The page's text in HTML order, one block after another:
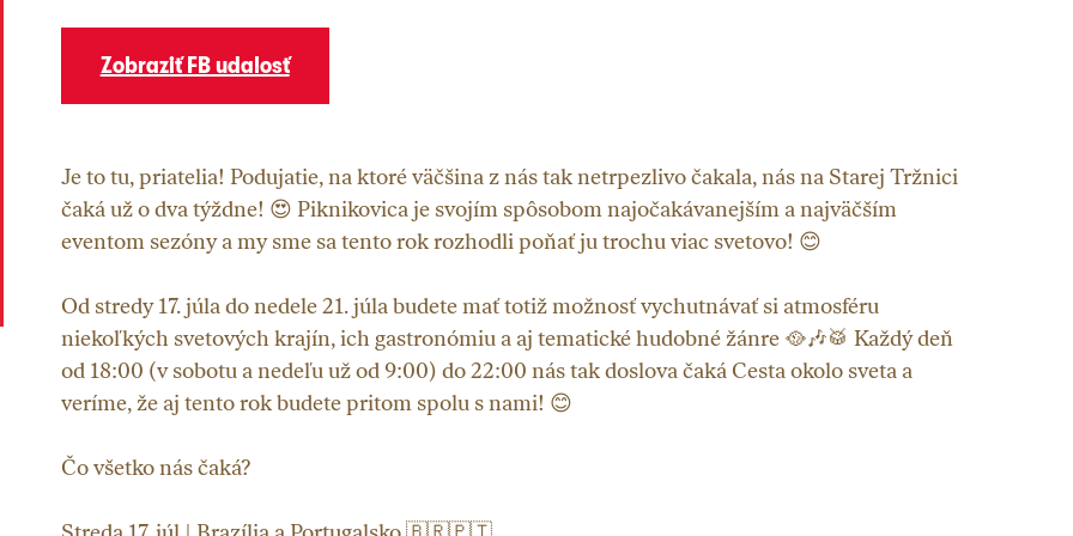
Zobraziť FB udalosť
Je to tu, priatelia! Podujatie, na ktoré väčšina z nás tak netrpezlivo čakala, nás na Starej Tržnici
čaká už o dva týždne! 😍 Piknikovica je svojím spôsobom najočakávanejším a najväčším
eventom sezóny a my sme sa tento rok rozhodli poňať ju trochu viac svetovo! 😊
Od stredy 17. júla do nedele 21. júla budete mať totiž možnosť vychutnávať si atmosféru
niekoľkých svetových krajín, ich gastronómiu a aj tematické hudobné žánre 🥘🎶🥁 Každý deň
od 18:00 (v sobotu a nedeľu už od 9:00) do 22:00 nás tak doslova čaká Cesta okolo sveta a
veríme, že aj tento rok budete pritom spolu s nami! 😊
Čo všetko nás čaká?